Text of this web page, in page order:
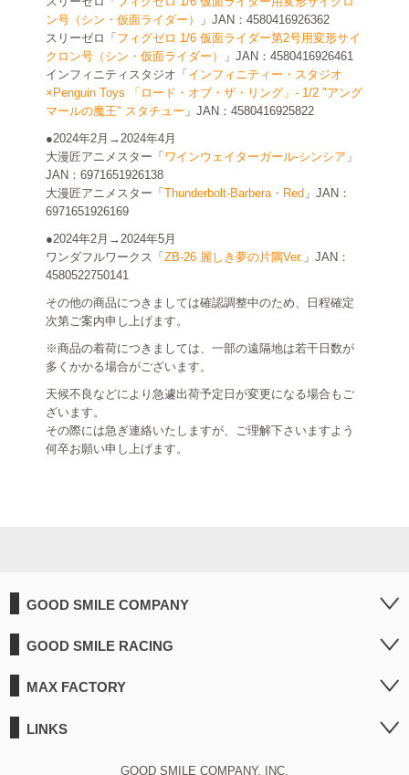
ン号（シン・仮面ライダー）
」JAN：4580416926362
スリーゼロ「 フィグゼロ 1/6 仮面ライダー第2号用変形サイ
クロン号（シン・仮面ライダー）
」JAN：4580416926461
インフィニティスタジオ「 インフィニティー・スタジオ
×Penguin Toys 「ロード・オブ・ザ・リング」- 1/2 "アング
マールの魔王" スタチュー 」JAN：4580416925822
●2024年2月→2024年4月
大漫匠アニメスター「 ワインウェイターガール-シンシア 」
JAN：6971651926138
大漫匠アニメスター「 Thunderbolt-Barbera・Red 」JAN：
6971651926169
●2024年2月→2024年5月
ワンダフルワークス「 ZB-26 麗しき夢の片隅Ver. 」JAN：
4580522750141
その他の商品につきましては確認調整中のため、日程確定
次第ご案内申し上げます。
※商品の着荷につきましては、一部の遠隔地は若干日数が
多くかかる場合がございます。
天候不良などにより急遽出荷予定日が変更になる場合もご
ざいます。
その際には急ぎ連絡いたしますが、ご理解下さいますよう
何卒お願い申し上げます。
GOOD SMILE COMPANY
GOOD SMILE RACING
MAX FACTORY
LINKS
GOOD SMILE COMPANY, INC.